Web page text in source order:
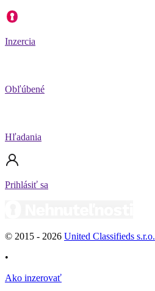
Inzercia
Obľúbené
Hľadania
Prihlásiť sa
© 2015 - 2026 United Classifieds s.r.o.
•
Ako inzerovať